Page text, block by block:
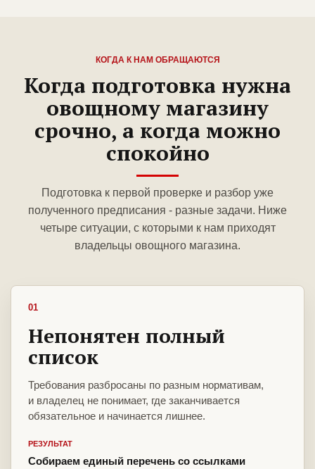
КОГДА К НАМ ОБРАЩАЮТСЯ
Когда подготовка нужна
овощному магазину
срочно, а когда можно
спокойно
Подготовка к первой проверке и разбор уже
полученного предписания - разные задачи. Ниже
четыре ситуации, с которыми к нам приходят
владельцы овощного магазина.
01
Непонятен полный
список
Требования разбросаны по разным нормативам,
и владелец не понимает, где заканчивается
обязательное и начинается лишнее.
РЕЗУЛЬТАТ
Собираем единый перечень со ссылками